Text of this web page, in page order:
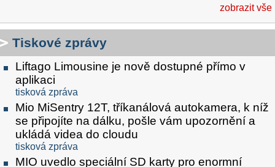
zobrazit vše
Tiskové zprávy
Liftago Limousine je nově dostupné přímo v
aplikaci
tisková zpráva
Mio MiSentry 12T, tříkanálová autokamera, k níž
se připojíte na dálku, pošle vám upozornění a
ukládá videa do cloudu
tisková zpráva
MIO uvedlo speciální SD karty pro enormní